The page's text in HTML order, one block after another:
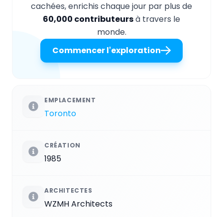
cachées, enrichis chaque jour par plus de
60,000 contributeursà travers le
monde.
Commencer l'exploration
EMPLACEMENT
Toronto
CRÉATION
1985
ARCHITECTES
WZMH Architects